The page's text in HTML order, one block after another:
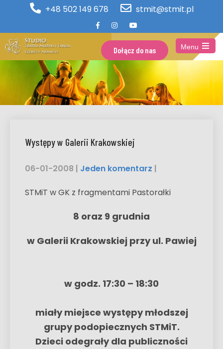
+48 502 149 678 stmit@stmit.pl
Dołącz do nas
Menu
Open
the
main
menu
Występy w Galerii Krakowskiej
06-01-2008 | Jeden komentarz |
STMiT w GK z fragmentami Pastorałki
8 oraz 9 grudnia
w Galerii Krakowskiej przy ul. Pawiej
w godz. 17:30 – 18:30
miały miejsce występy młodszej
grupy podopiecznych STMiT.
Dzieci odegrały dla publiczności